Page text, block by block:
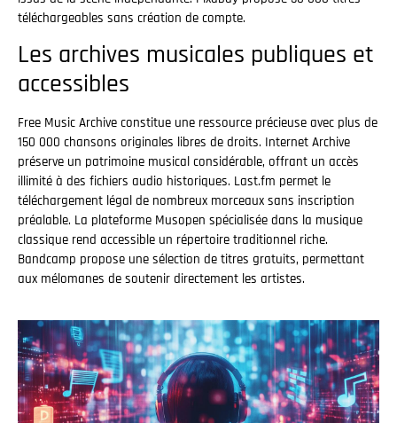
téléchargeables sans création de compte.
Les archives musicales publiques et
accessibles
Free Music Archive constitue une ressource précieuse avec plus de
150 000 chansons originales libres de droits. Internet Archive
préserve un patrimoine musical considérable, offrant un accès
illimité à des fichiers audio historiques. Last.fm permet le
téléchargement légal de nombreux morceaux sans inscription
préalable. La plateforme Musopen spécialisée dans la musique
classique rend accessible un répertoire traditionnel riche.
Bandcamp propose une sélection de titres gratuits, permettant
aux mélomanes de soutenir directement les artistes.